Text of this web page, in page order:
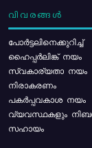
വിവരങ്ങൾ
പോര്‍ട്ടലിനെക്കുറിച്ച്
ഹൈപ്പർലിങ്ക് നയം
സ്വകാര്യതാ നയം
നിരാകരണം
പകർപ്പവകാശ നയം
വ്യവസ്ഥകളും
സഹായം